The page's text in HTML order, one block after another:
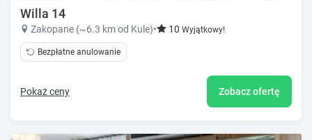
Willa 14
Zakopane (~6.3 km od Kule)• 10 Wyjątkowy!
Bezpłatne anulowanie
Pokaż ceny Zobacz ofertę